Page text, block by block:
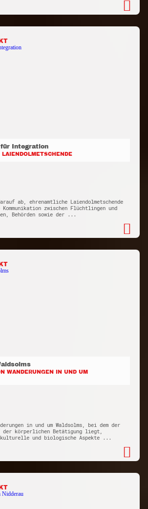
Integration
LAIENDOLMETSCHENDE
ab, ehrenamtliche Laiendolmetschende
zwischen Flüchtlingen und
Behörden sowie der ...
WANDERUNGEN IN UND UM
in und um Waldsolms, bei dem der
der körperlichen Betätigung liegt,
und biologische Aspekte ...